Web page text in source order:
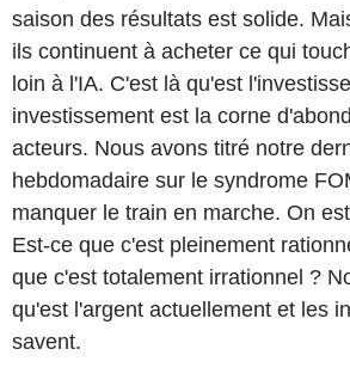
saison des résultats est solide.
ils continuent à acheter ce qui
loin à l'IA. C'est là qu'est
investissement est la corne
acteurs. Nous avons titré notre
hebdomadaire sur le syndrome
manquer le train en marche. On
Est-ce que c'est pleinement
que c'est totalement irrationnel ?
qu'est l'argent actuellement et les
savent.